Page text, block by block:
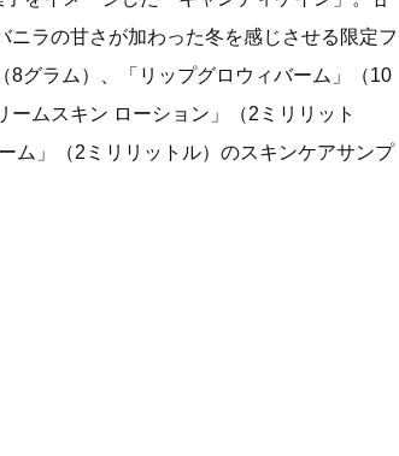
ニラの甘さが加わった冬を感じさせる限定フ
8グラム）、「リップグロウィバーム」（10
ムスキン ローション」（2ミリリット
ム」（2ミリリットル）のスキンケアサンプ